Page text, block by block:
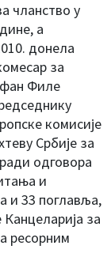
чланство у
а
донела
за
Филе
комисије
Србије за
одговора
и
и 33 поглавља,
Канцеларија за
ресорним